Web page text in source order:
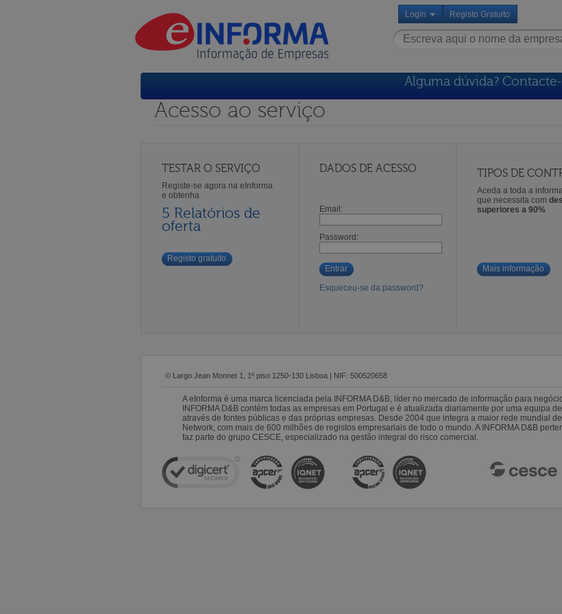
Login Registo Gratuito
Alguma dúvida?
Acesso ao serviço
TESTAR O SERVIÇO
Registe-se agora na eInforma
e obtenha
5 Relatórios de
oferta
Registo gratuito
DADOS DE ACESSO
Email:
Password:
Entrar
Esqueceu-se da password?
TIPOS DE
Aceda a toda a
que necessita com
superiores a 90%
Mais informação
© Largo Jean Monnet 1, 1º piso 1250-130 Lisboa | NIF: 500520658
A eInforma é uma marca licenciada pela INFORMA D&B, líder no mercado de informação para
INFORMA D&B contém todas as empresas em Portugal e é atualizada diariamente por uma equipa
através de fontes públicas e das próprias empresas. Desde 2004 que integra a maior rede mundial
Network, com mais de 600 milhões de registos empresariais de todo o mundo. A INFORMA D&B
faz parte do grupo CESCE, especializado na gestão integral do risco comercial.